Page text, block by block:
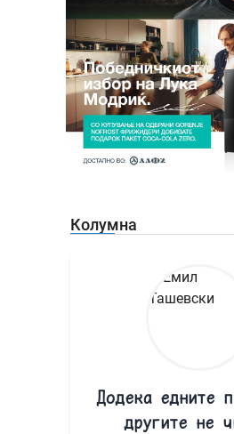
Колумна
Додека едните
другите не